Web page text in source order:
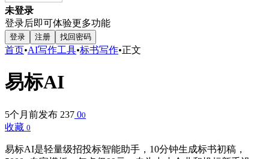
未登录
登录后即可体验更多功能
登录 注册 找回密码
首页•AI写作工具•标书写作•正文
易标AI
5个月前发布 237 00
收藏 0
易标AI是轻量级招投标智能助手，10分钟生成标书初稿，